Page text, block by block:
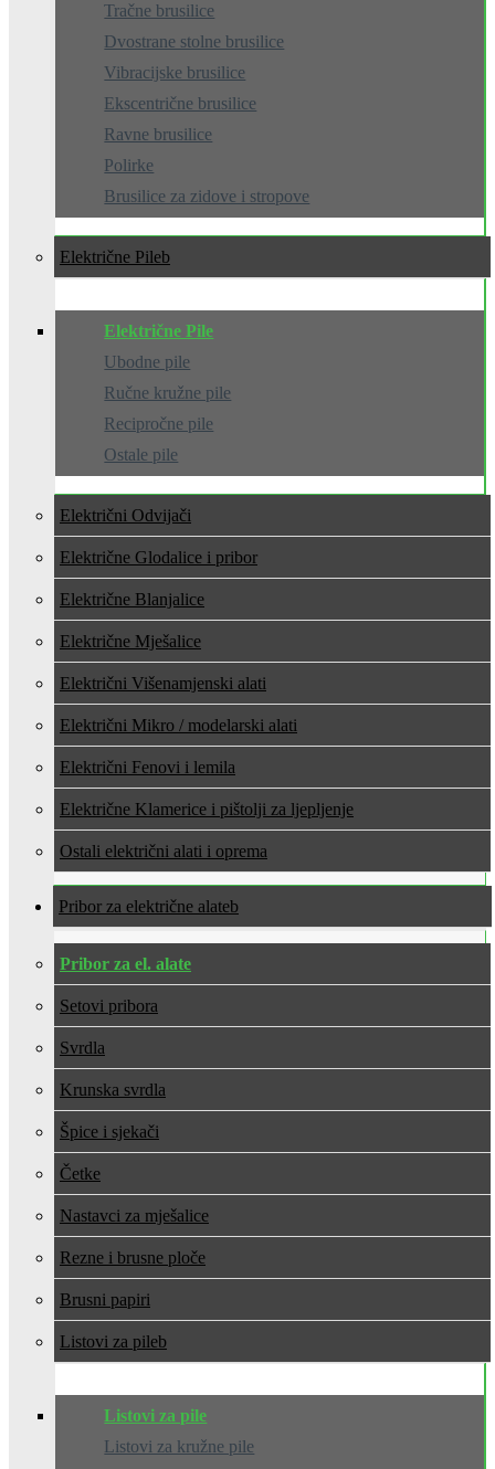
Tračne brusilice
Dvostrane stolne brusilice
Vibracijske brusilice
Ekscentrične brusilice
Ravne brusilice
Polirke
Brusilice za zidove i stropove
Električne Pile
Električne Pile
Ubodne pile
Ručne kružne pile
Recipročne pile
Ostale pile
Električni Odvijači
Električne Glodalice i pribor
Električne Blanjalice
Električne Mješalice
Električni Višenamjenski alati
Električni Mikro / modelarski alati
Električni Fenovi i lemila
Električne Klamerice i pištolji za ljepljenje
Ostali električni alati i oprema
Pribor za električne alate
Pribor za el. alate
Setovi pribora
Svrdla
Krunska svrdla
Špice i sjekači
Četke
Nastavci za mješalice
Rezne i brusne ploče
Brusni papiri
Listovi za pile
Listovi za pile
Listovi za kružne pile